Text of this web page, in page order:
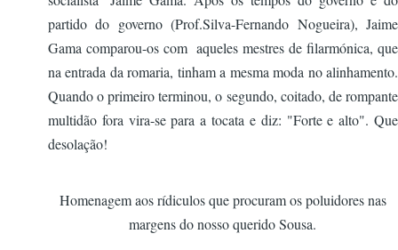
partido do governo (Prof.Silva-Fernando Nogueira), Jaime
Gama comparou-os com aqueles mestres de filarmónica, que
na entrada da romaria, tinham a mesma moda no alinhamento.
Quando o primeiro terminou, o segundo, coitado, de rompante
multidão fora vira-se para a tocata e diz: "Forte e alto". Que
desolação!
Homenagem aos rídiculos que procuram os poluidores nas
margens do nosso querido Sousa.